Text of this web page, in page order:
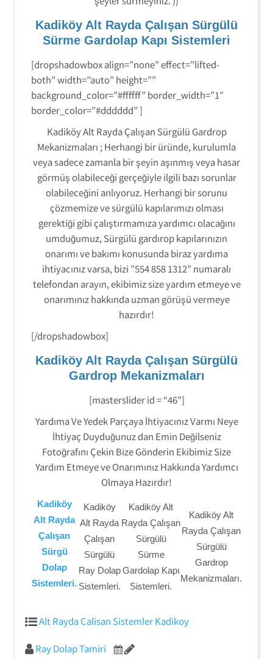
Kadiköy Alt Rayda Çalışan Sürgülü
Sürme Gardolap Kapı Sistemleri
[dropshadowbox align=”none” effect=”lifted-
both” width=”auto” height=””
background_color=”#ffffff” border_width=”1″
border_color=”#dddddd” ]
Kadiköy Alt Rayda Çalışan Sürgülü Gardrop
Mekanizmaları ; Herhangi bir üründe, kurulumla
veya sadece zamanla bir şeyin aşınmış veya hasar
görmüş olabileceği gerçeğiyle ilgili bazı sorunlar
olabileceğini anlıyoruz. Herhangi bir sorunu
çözmemize ve sürgülü kapılarımızı olması
gerektiği gibi çalıştırmamıza yardımcı olacağını
umduğumuz, Sürgülü gardırop kapılarınızın
onarımı ve bakımı konusunda biraz yardıma
ihtiyacınız varsa, bizi ”554 858 1312” numaralı
telefondan arayın, ekibimiz size yardım etmeye ve
onarımınız hakkında uzman görüşü vermeye
hazırdır!
[/dropshadowbox]
Kadiköy Alt Rayda Çalışan Sürgülü
Gardrop Mekanizmaları
[masterslider id = “46”]
Yardıma Ve Yedek Parçaya İhtiyacınız Varmı Neye
İhtiyaç Duyduğunuz dan Emin Değilseniz
Fotoğrafını Çekin Bize Gönderin Ekibimiz Size
Yardım Etmeye ve Onarımınız Hakkında Yardımcı
Olmaya Hazırdır!
Kadiköy
Alt Rayda
Çalışan
Sürgü
Dolap
Sistemleri.
Kadiköy
Alt Rayda
Çalışan
Sürgülü
Ray Dolap
Sistemleri.
Kadiköy Alt
Rayda Çalışan
Sürgülü
Sürme
Gardolap Kapı
Sistemleri.
Kadiköy Alt
Rayda Çalışan
Sürgülü
Gardrop
Mekanizmaları.
Alt Rayda Calisan Sistemler Kadikoy
Ray Dolap Tamiri